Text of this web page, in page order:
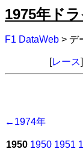
1975年ド
F1 DataWeb > デ
[レース
←1974年
1950 1950 1951